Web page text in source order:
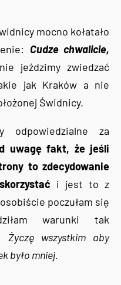
mocno kołatało
Cudze chwalicie,
jeździmy zwiedzać
jak Kraków a nie
Świdnicy.
odpowiedzialne za
uwagę fakt, że jeśli
to zdecydowanie
i jest to z
poczułam się
warunki tak
Życzę wszystkim aby
było mniej.